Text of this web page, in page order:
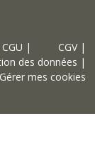
CGU |
CGV |
des données |
Gérer mes cookies